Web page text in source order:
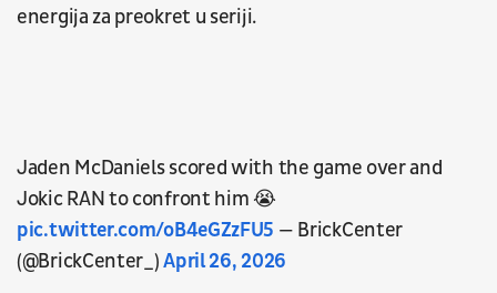
energija za preokret u seriji.
Jaden McDaniels scored with the game over and
Jokic RAN to confront him 😭
pic.twitter.com/oB4eGZzFU5 — BrickCenter
(@BrickCenter_)April 26, 2026